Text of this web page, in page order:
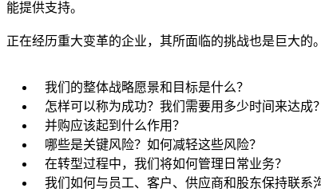
能提供支持。
正在经历重大变革的企业，其所面临的挑战也是巨大的
我们的整体战略愿景和目标是什么？
怎样可以称为成功？我们需要用多少时间来达成？
并购应该起到什么作用？
哪些是关键风险？如何减轻这些风险？
在转型过程中，我们将如何管理日常业务？
我们如何与员工、客户、供应商和股东保持联系